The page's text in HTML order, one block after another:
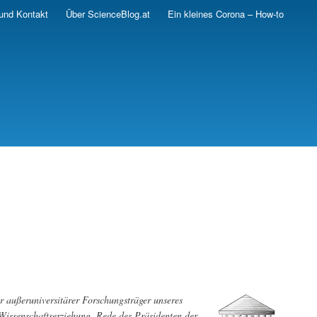
Kontakt Über ScienceBlog.at Ein kleines Corona – How-to
Forschungsträger unseres